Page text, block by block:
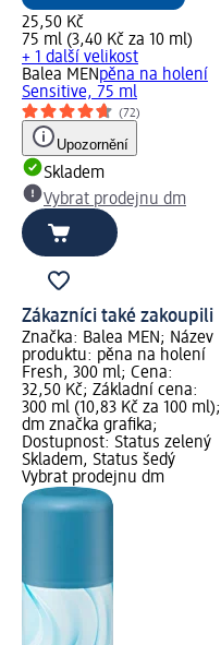
25,50 Kč
75 ml (3,40 Kč za 10 ml)
+ 1 další velikost
Balea MENpěna na holení
Sensitive, 75 ml
(72)
Upozornění
Skladem
Vybrat prodejnu dm
Zákazníci také zakoupili
Značka: Balea MEN; Název
produktu: pěna na holení
Fresh, 300 ml; Cena:
32,50 Kč; Základní cena:
300 ml (10,83 Kč za 100 ml);
dm značka grafika;
Dostupnost: Status zelený
Skladem, Status šedý
Vybrat prodejnu dm